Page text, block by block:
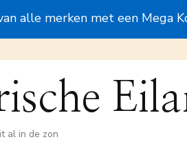
alle merken met een Mega
al in de zon